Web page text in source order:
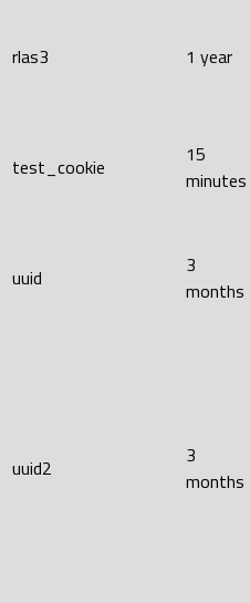
rlas3 1 year
test_cookie
15
minutes
uuid
3
months
uuid2
3
months